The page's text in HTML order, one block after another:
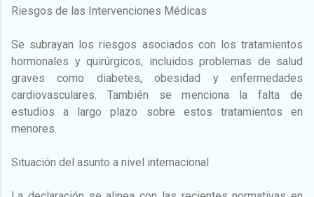
Riesgos de las Intervenciones Médicas
Se subrayan los riesgos asociados con los tratamientos
hormonales y quirúrgicos, incluidos problemas de salud
graves como diabetes, obesidad y enfermedades
cardiovasculares. También se menciona la falta de
estudios a largo plazo sobre estos tratamientos en
menores.
Situación del asunto a nivel internacional